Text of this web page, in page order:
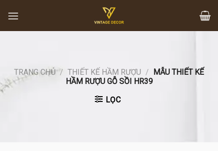
content
TRANG CHỦ / THIẾT KẾ HẦM RƯỢU / MẪU THIẾT KẾ
HẦM RƯỢU GỖ SỒI HR39
LỌC